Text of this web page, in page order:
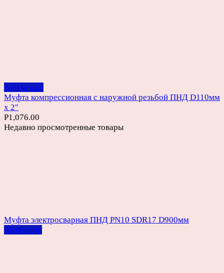
Add to cart
Муфта компрессионная с наружной резьбой ПНД D110мм
х 2″
Р1,076.00
Недавно просмотренные товары
Муфта электросварная ПНД PN10 SDR17 D900мм
Read more